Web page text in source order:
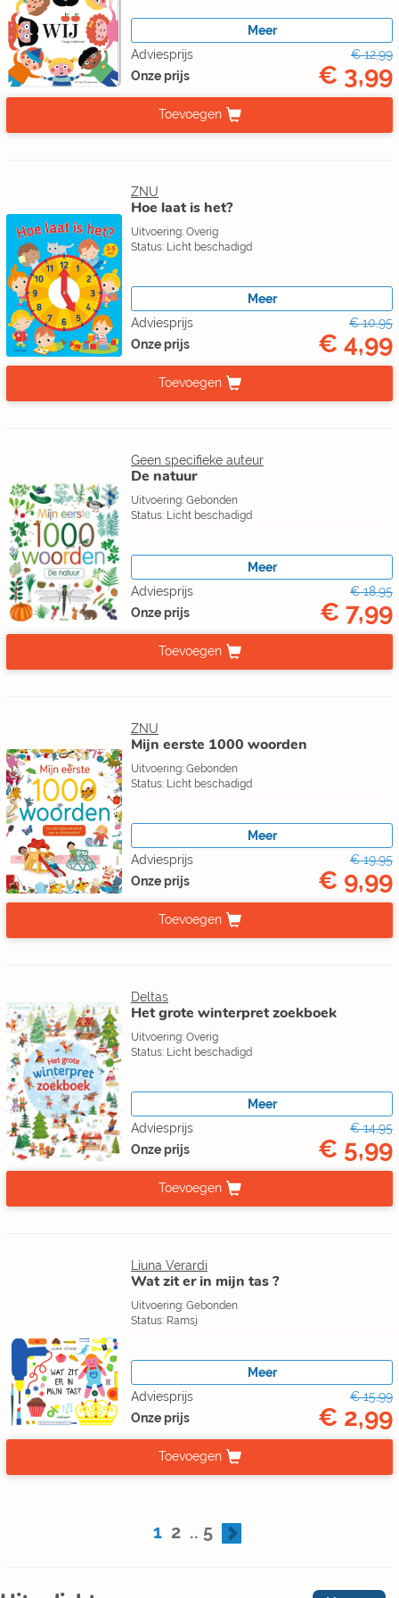
Meer
Adviesprijs
€ 12,99
Onze prijs
€ 3,99
Toevoegen
ZNU
Hoe laat is het?
Uitvoering: Overig
Status: Licht beschadigd
Meer
Adviesprijs
€ 10,95
Onze prijs
€ 4,99
Toevoegen
Geen specifieke auteur
De natuur
Uitvoering: Gebonden
Status: Licht beschadigd
Meer
Adviesprijs
€ 18,95
Onze prijs
€ 7,99
Toevoegen
ZNU
Mijn eerste 1000 woorden
Uitvoering: Gebonden
Status: Licht beschadigd
Meer
Adviesprijs
€ 19,95
Onze prijs
€ 9,99
Toevoegen
Deltas
Het grote winterpret zoekboek
Uitvoering: Overig
Status: Licht beschadigd
Meer
Adviesprijs
€ 14,95
Onze prijs
€ 5,99
Toevoegen
Liuna Verardi
Wat zit er in mijn tas ?
Uitvoering: Gebonden
Status: Ramsj
Meer
Adviesprijs
€ 15,99
Onze prijs
€ 2,99
Toevoegen
1 2 .. 5